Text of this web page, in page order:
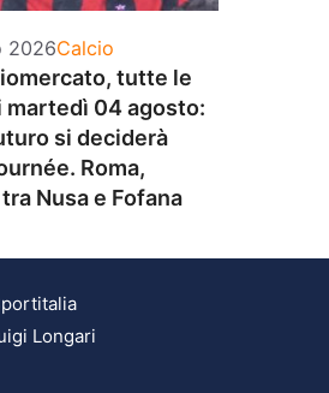
2026Categorie
Calcio
tutte le
martedì 04 agosto:
si deciderà
Roma,
Nusa e Fofana
Longari